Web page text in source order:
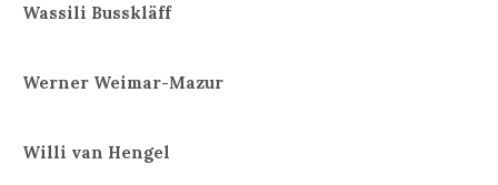
Wassili Busskläff
Werner Weimar-Mazur
Willi van Hengel